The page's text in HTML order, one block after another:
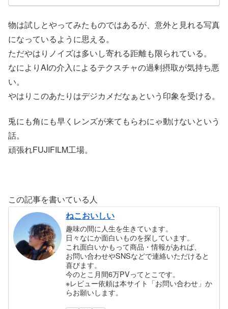
物は試しとやってみたものではあるが、意外と見れる写真
になっているように思える。
ただやはりノイズは多いし寄れる距離も限られている。
なによりAIの介入によるテクスチャの過剰摂取が気持ち悪
い。
やはりこのあたりはデジカメだなぁという印象を受ける。
兎にも角にも早くレンズが来てもらわにゃ動けないという
話。
頑張れFUJIFILM工場。
この記事を書いている人
ねこおいしい
趣味の間に人生を生きています。
日々なにか面白いものを探しています。
これ面白いかもって商品・情報があれば、
お問い合わせやSNSなどで連絡いただけると
喜びます。
今のとこ月間6万PVってとこです。
※レビュー依頼は本サイト「お問い合わせ」か
らお願いします。